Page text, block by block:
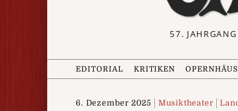
57.
EDITORIAL KRITIKEN
6. Dezember 2025 Musiktheater